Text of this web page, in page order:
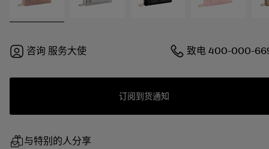
咨询 服务大使 致电400-000-
订阅到货通知
与特别的人分享